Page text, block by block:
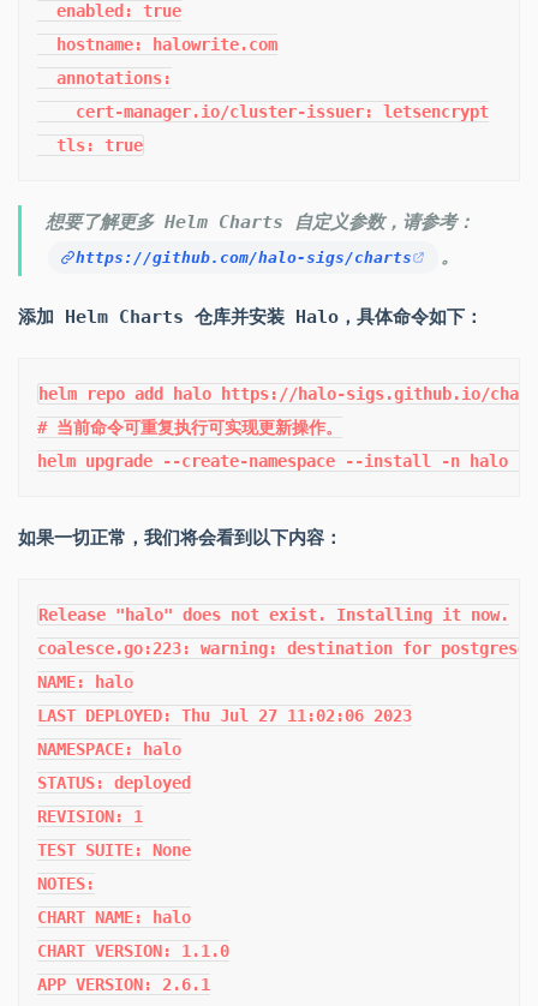
  enabled: true
  hostname: halowrite.com
  annotations:
    cert-manager.io/cluster-issuer: letsencrypt
  tls: true
想要了解更多 Helm Charts 自定义参数，请参考：
https://github.com/halo-sigs/charts 。
添加 Helm Charts 仓库并安装 Halo，具体命令如下：
helm repo add halo https://halo-sigs.github.io/
# 当前命令可重复执行可实现更新操作。
helm upgrade --create-namespace --install -n halo
如果一切正常，我们将会看到以下内容：
Release "halo" does not exist. Installing it now.
coalesce.go:223: warning: destination for
NAME: halo
LAST DEPLOYED: Thu Jul 27 11:02:06 2023
NAMESPACE: halo
STATUS: deployed
REVISION: 1
TEST SUITE: None
NOTES:
CHART NAME: halo
CHART VERSION: 1.1.0
APP VERSION: 2.6.1